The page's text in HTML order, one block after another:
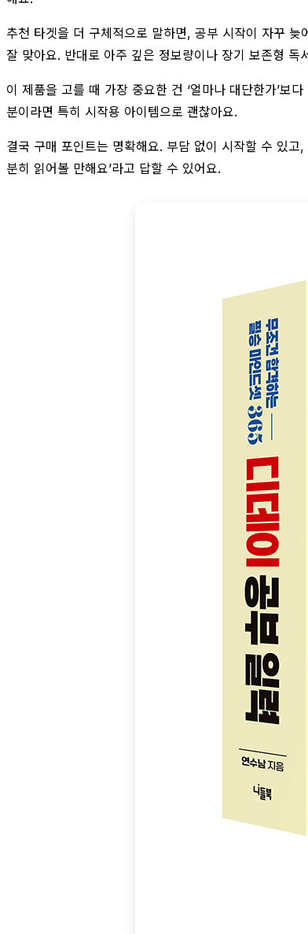
추천 타겟을 더 구체적으로 말하면, 공부 시작이 자꾸
잘 맞아요. 반대로 아주 깊은 정보량이나 장기 보존형
이 제품을 고를 때 가장 중요한 건 ‘얼마나 대단한가’보
분이라면 특히 시작용 아이템으로 괜찮아요.
결국 구매 포인트는 명확해요. 부담 없이 시작할 수 있
분히 읽어볼 만해요’라고 답할 수 있어요.